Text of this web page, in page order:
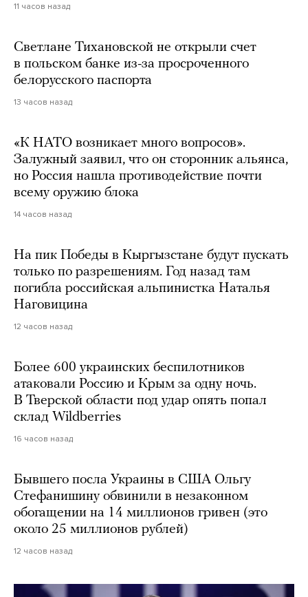
11 часов назад
Светлане Тихановской не открыли счет
в польском банке из-за просроченного
белорусского паспорта
13 часов назад
«К НАТО возникает много вопросов».
Залужный заявил, что он сторонник альянса,
но Россия нашла противодействие почти
всему оружию блока
14 часов назад
На пик Победы в Кыргызстане будут пускать
только по разрешениям. Год назад там
погибла российская альпинистка Наталья
Наговицина
12 часов назад
Более 600 украинских беспилотников
атаковали Россию и Крым за одну ночь.
В Тверской области под удар опять попал
склад Wildberries
16 часов назад
Бывшего посла Украины в США Ольгу
Стефанишину обвинили в незаконном
обогащении на 14 миллионов гривен (это
около 25 миллионов рублей)
12 часов назад